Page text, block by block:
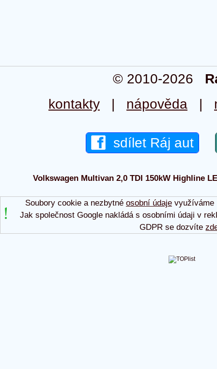
© 2010-2026
kontakty | nápověda |
sdílet Ráj aut
Volkswagen Multivan 2,0 TDI 150kW Highline
Soubory cookie a nezbytné osobní údajevyužíváme
Jak společnost Google nakládá s osobními údaji v
GDPR se dozvíte